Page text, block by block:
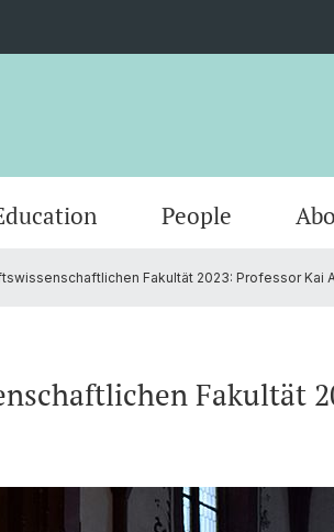
People
Fakultät 2023: Professor Kai
Fakultät